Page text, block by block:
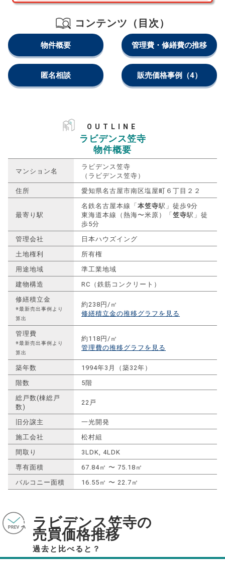
コンテンツ（目次）
物件概要 管理費・修繕費の推移
匿名相談 販売価格事例 （4）
OUTLINE
ラビデンス笠寺
物件概要
マンション名
ラビデンス笠寺
（ラビデンス笠寺）
住所
愛知県名古屋市南区塩屋町６丁目２２
最寄り駅
名鉄名古屋本線「本笠寺駅」徒歩9分
東海道本線（熱海〜米原）「笠寺駅」徒
歩5分
管理会社
日本ハウズイング
土地権利
所有権
用途地域
準工業地域
建物構造
RC（鉄筋コンクリート）
修繕積立金
※最新売出事例より
算出
約238円/㎡
修繕積立金の推移グラフを見る
管理費
※最新売出事例より
算出
約118円/㎡
管理費の推移グラフを見る
築年数
1994年3月（築32年）
階数
5階
総戸数(棟総戸
数)
22戸
旧分譲主
一光開発
施工会社
松村組
間取り
3LDK, 4LDK
専有面積
67.84㎡ 〜 75.18㎡
バルコニー面積
16.55㎡ 〜 22.7㎡
ラビデンス笠寺の
売買価格推移
過去と比べると？